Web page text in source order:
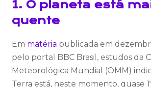
1. O planeta está
quente
Em matéria publicada em
pelo portal BBC Brasil, estudos da
Meteorológica Mundial (OMM)
Terra está, neste momento, quase